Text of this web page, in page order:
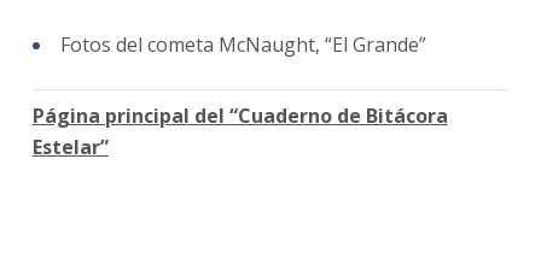
Fotos del cometa McNaught, “El Grande”
Página principal del “Cuaderno de Bitácora
Estelar”